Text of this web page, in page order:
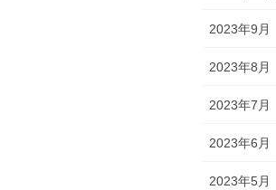
2023年9月
2023年8月
2023年7月
2023年6月
2023年5月